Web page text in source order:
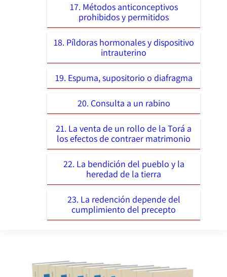
17. Métodos anticonceptivos
prohibidos y permitidos
18. Píldoras hormonales y dispositivo
intrauterino
19. Espuma, supositorio o diafragma
20. Consulta a un rabino
21. La venta de un rollo de la Torá a
los efectos de contraer matrimonio
22. La bendición del pueblo y la
heredad de la tierra
23. La redención depende del
cumplimiento del precepto